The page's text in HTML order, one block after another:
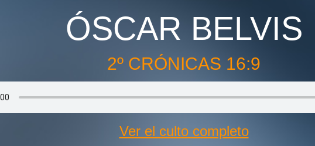
ÓSCAR BELVIS
2º CRÓNICAS 16:9
Ver el culto completo